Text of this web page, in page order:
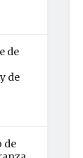
de
de
de